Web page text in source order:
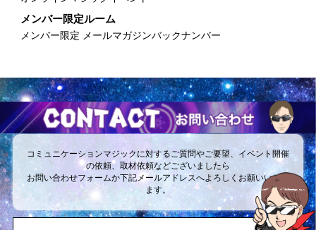
メンバー限定ルーム
メンバー限定 メールマガジンバックナンバー
コミュニケーションマジックに対するご質問やご要望、イベント開催
の依頼、取材依頼などございましたら
お問い合わせフォームか下記メールアドレスへよろしくお願いいたし
ます。